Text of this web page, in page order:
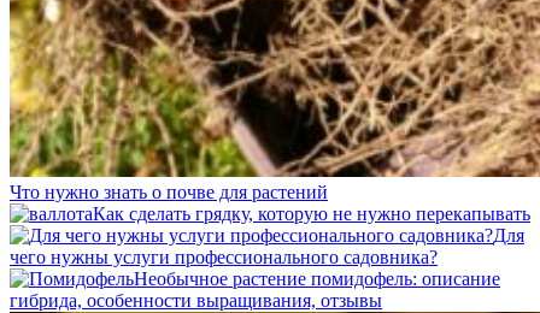
Что нужно знать о почве для растений
Как сделать грядку, которую не нужно перекапывать
Для
чего нужны услуги профессионального садовника?
Необычное растение помидофель: описание
гибрида, особенности выращивания, отзывы